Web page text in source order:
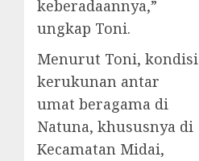
keberadaannya,”
ungkap Toni.
Menurut Toni, kondisi
kerukunan antar
umat beragama di
Natuna, khususnya di
Kecamatan Midai,